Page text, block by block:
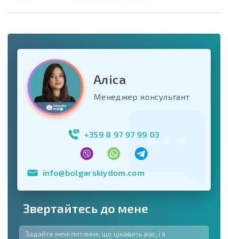
Аліса
Менеджер консультант
+359 8 97 97 99 03
info@bolgarskiydom.com
Звертайтесь до мене